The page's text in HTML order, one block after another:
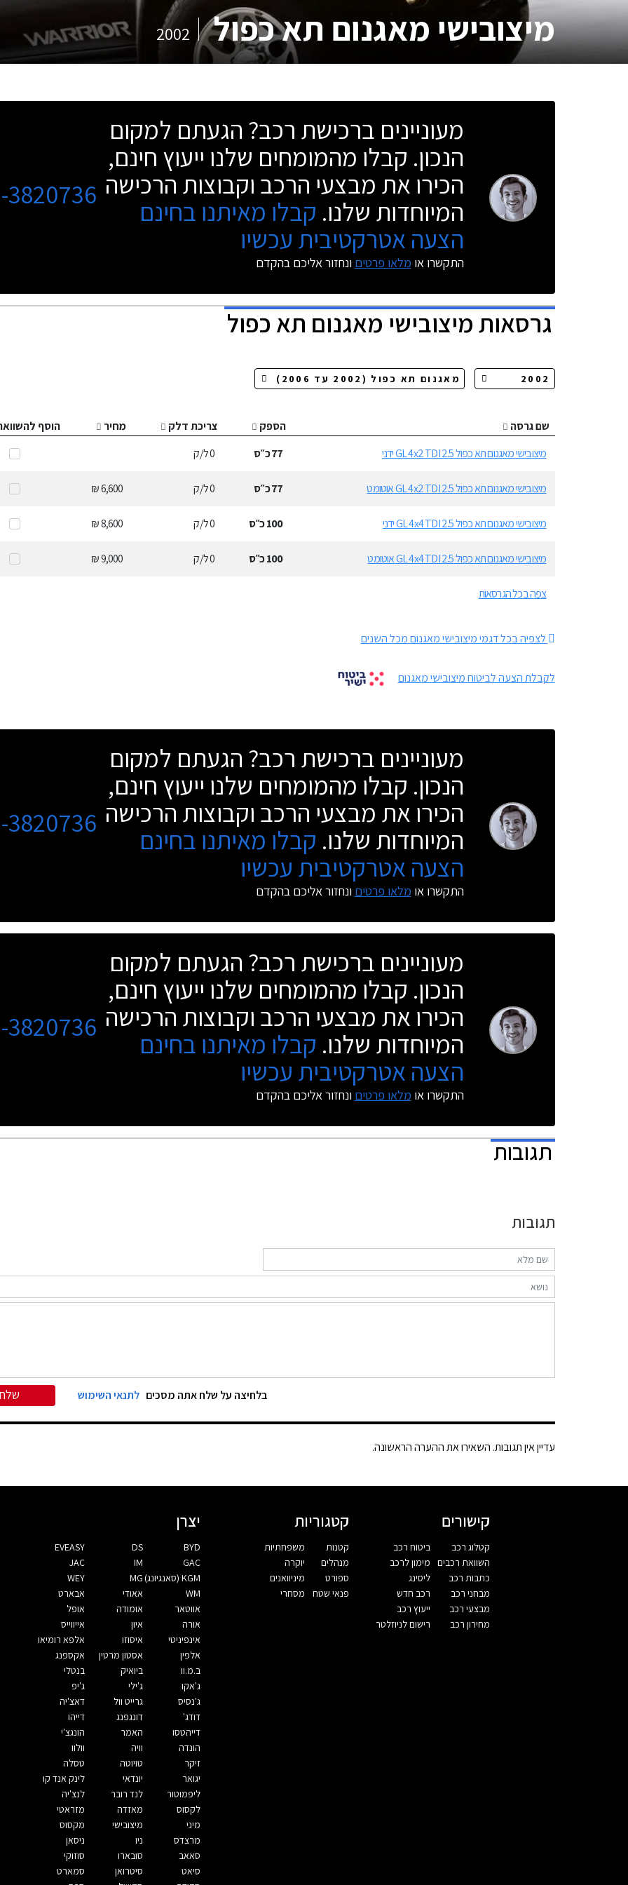
מיצובישי מאגנום תא כפול 2002
מעוניינים ברכישת רכב? הגעתם למקום
הנכון. קבלו מהמומחים שלנו ייעוץ חינם,
הכירו את מבצעי הרכב וקבוצות הרכישה
המיוחדות שלנו. קבלו מאיתנו בחינם
הצעה אטרקטיבית עכשיו
התקשרו או מלאו פרטים ונחזור אליכם בהקדם
3820736
גרסאותמיצובישי מאגנום תא כפול
שם גרסה הספק צריכת דלק מחיר
הוסף
מיצובישי מאגנום תא כפול GL 4x2 TDI 2.5 ידני
77כ״ס 0ל/ק
מיצובישי מאגנום תא כפול GL 4x2 TDI 2.5 אוטומט 77כ״ס 0ל/ק 6,600 ₪
מיצובישי מאגנום תא כפול GL 4x4 TDI 2.5 ידני 100כ״ס 0ל/ק 8,600 ₪
מיצובישי מאגנום תא כפול GL 4x4 TDI 2.5 אוטומט 100כ״ס 0ל/ק 9,000 ₪
צפה בכל הגרסאות
לצפיה בכל דגמי מיצובישי מאגנום מכל השנים
לקבלת הצעה לביטוח מיצובישי מאגנום
מעוניינים ברכישת רכב? הגעתם למקום
הנכון. קבלו מהמומחים שלנו ייעוץ חינם,
הכירו את מבצעי הרכב וקבוצות הרכישה
המיוחדות שלנו. קבלו מאיתנו בחינם
הצעה אטרקטיבית עכשיו
התקשרו או מלאו פרטים ונחזור אליכם בהקדם
3820736
מעוניינים ברכישת רכב? הגעתם למקום
הנכון. קבלו מהמומחים שלנו ייעוץ חינם,
הכירו את מבצעי הרכב וקבוצות הרכישה
המיוחדות שלנו. קבלו מאיתנו בחינם
הצעה אטרקטיבית עכשיו
התקשרו או מלאו פרטים ונחזור אליכם בהקדם
3820736
תגובות
תגובות
בלחיצה על שלח אתה מסכים לתנאי השימוש
עדיין אין תגובות. השאירו את ההערה הראשונה.
קישורים
קטלוג רכב
השוואת רכבים
כתבות רכב
מבחני רכב
מבצעי רכב
מחירון רכב
ביטוח רכב
מימון לרכב
ליסינג
רכב חדש
ייעוץ רכב
רישום לניוזלטר
קטגוריות
קטנות
מנהלים
ספורט
פנאי שטח
משפחתיות
יוקרה
מיניוואנים
מסחרי
יצרן
BYD
DS
EVEASY
GAC
IM
JAC
KGM (סאנגיונג)
MG
WEY
WM
אאודי
אבארט
אווטאר
אומודה
אופל
אורה
איון
אייווייס
אינפיניטי
איסוזו
אלפא רומיאו
אלפין
אסטון מרטין
אקספנג
ב.מ.וו
ביואיק
בנטלי
ג'אקו
ג'ילי
ג'יפ
ג'נסיס
גרייט וול
דאצ'יה
דודג'
דונגפנג
דייהו
דייהטסו
האמר
הונגצ'י
הונדה
וויה
וולוו
זיקר
טויוטה
טסלה
יגואר
יונדאי
לינק אנד קו
ליפמוטור
לנד רובר
לנצ'יה
לקסוס
מאזדה
מזראטי
מיני
מיצובישי
מקסוס
מרצדס
ניו
ניסאן
סאאב
סובארו
סוזוקי
סיאט
סיטרואן
סמארט